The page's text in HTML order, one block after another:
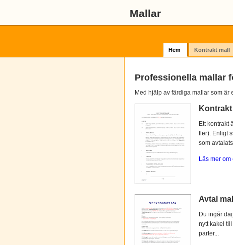
Mallar
Hem Kontrakt mall
Professionella mallar
Med hjälp av färdiga mallar som är
Ett kontrakt
fler). Enligt
som
Läs mer
Avtal
Du ingår
nytt kakel
parter...